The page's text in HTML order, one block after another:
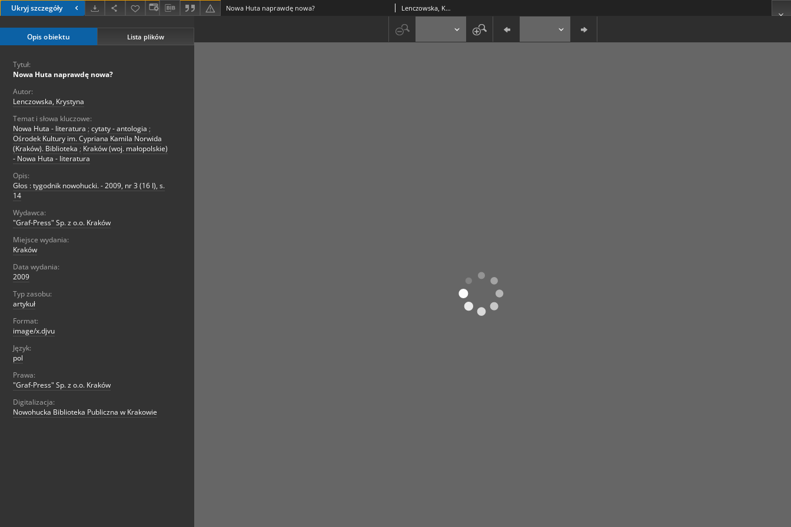
Ukryj szczegóły Nowa Huta naprawdę nowa? Lenczowska, Krystyna
Opis obiektu Lista plików
Tytuł:
Nowa Huta naprawdę nowa?
Autor:
Lenczowska, Krystyna
Temat i słowa kluczowe:
Nowa Huta - literatura ; cytaty - antologia ;
Ośrodek Kultury im. Cypriana Kamila Norwida
(Kraków). Biblioteka ; Kraków (woj. małopolskie)
- Nowa Huta - literatura
Opis:
Głos : tygodnik nowohucki. - 2009, nr 3 (16 I), s.
14
Wydawca:
"Graf-Press" Sp. z o.o. Kraków
Miejsce wydania:
Kraków
Data wydania:
2009
Typ zasobu:
artykuł
Format:
image/x.djvu
Język:
pol
Prawa:
"Graf-Press" Sp. z o.o. Kraków
Digitalizacja:
Nowohucka Biblioteka Publiczna w Krakowie